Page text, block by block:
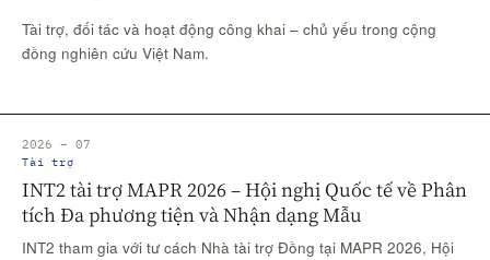
Tài trợ, đối tác và hoạt động công khai – chủ yếu trong cộng
đồng nghiên cứu Việt Nam.
2026 – 07
Tài trợ
INT2 tài trợ MAPR 2026 – Hội nghị Quốc tế về Phân
tích Đa phương tiện và Nhận dạng Mẫu
INT2 tham gia với tư cách Nhà tài trợ Đồng tại MAPR 2026, Hội